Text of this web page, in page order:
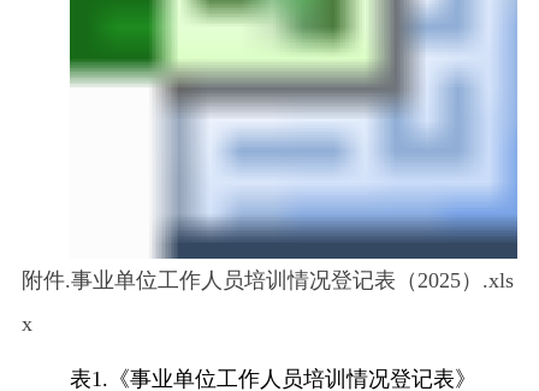
附件.事业单位工作人员培训情况登记表（2025）.xls
x
表1. 《事业单位工作人员培训情况登记表》